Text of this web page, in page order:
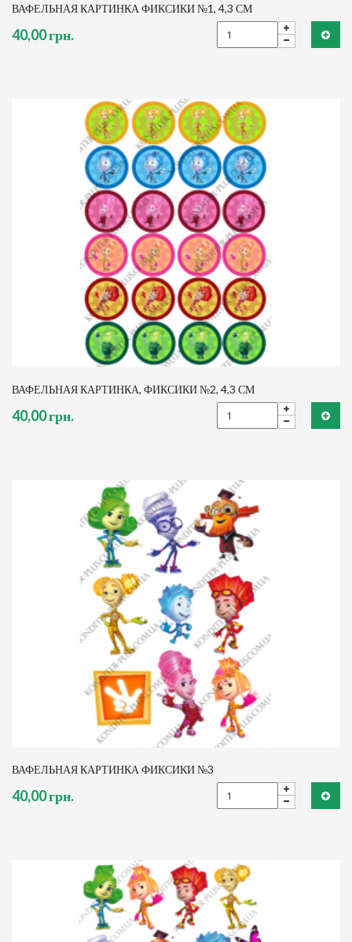
ВАФЕЛЬНАЯ КАРТИНКА ФИКСИКИ №1, 4,3 СМ
40,00 грн.
ВАФЕЛЬНАЯ КАРТИНКА, ФИКСИКИ №2, 4,3 СМ
40,00 грн.
ВАФЕЛЬНАЯ КАРТИНКА ФИКСИКИ №3
40,00 грн.